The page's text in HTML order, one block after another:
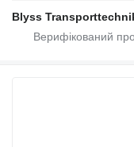
Blyss